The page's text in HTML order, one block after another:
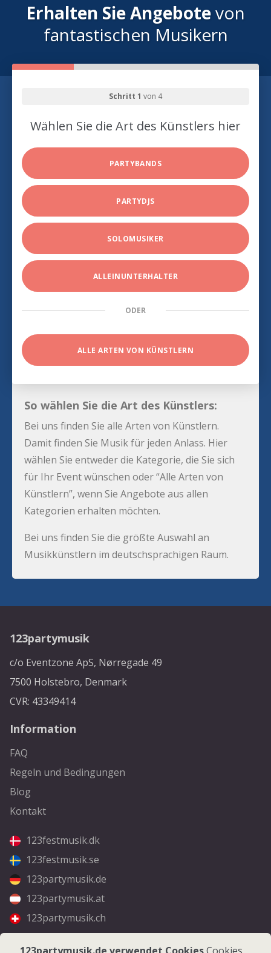
Erhalten Sie Angebotevon
fantastischen Musikern
Schritt 1 von 4
Wählen Sie die Art des Künstlers hier
PARTYBANDS
PARTYDJS
SOLOMUSIKER
ALLEINUNTERHALTER
ODER
ALLE ARTEN VON KÜNSTLERN
So wählen Sie die Art des Künstlers:
Bei uns finden Sie alle Arten von Künstlern.
Damit finden Sie Musik für jeden Anlass. Hier
wählen Sie entweder die Kategorie, die Sie sich
für Ihr Event wünschen oder “Alle Arten von
Künstlern”, wenn Sie Angebote aus allen
Kategorien erhalten möchten.
Bei uns finden Sie die größte Auswahl an
Musikkünstlern im deutschsprachigen Raum.
123partymusik
c/o Eventzone ApS, Nørregade 49
7500 Holstebro, Denmark
CVR: 43349414
Information
FAQ
Regeln und Bedingungen
Blog
Kontakt
123festmusik.dk
123festmusik.se
123partymusik.de
123partymusik.at
123partymusik.ch
Folgen Sie uns